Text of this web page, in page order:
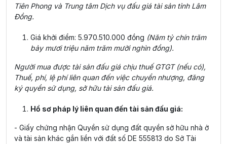
Tiên Phong và Trung tâm Dịch vụ đấu giá tài sản tỉnh Lâm
Đồng.
Giá khởi điểm: 5.970.510.000 đồng (Năm tỷ chín trăm
bảy mươi triệu năm trăm mười nghìn đồng).
Người mua được tài sản đấu giá chịu thuế GTGT (nếu có),
Thuế, phí, lệ phí liên quan đến việc chuyển nhượng, đăng
ký quyền sử dụng, sở hữu tài sản đấu giá.
Hồ sơ pháp lý liên quan đến tài sản đấu giá:
- Giấy chứng nhận Quyền sử dụng đất quyền sở hữu nhà ở
và tài sản khác gắn liền với đất số DE 555813 do Sở Tài